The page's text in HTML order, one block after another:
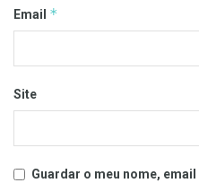
Email *
Site
Guardar o meu nome,